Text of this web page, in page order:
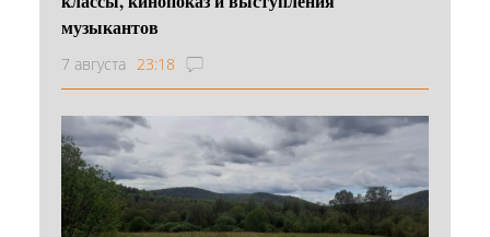
музыкантов
7 августа 23:18